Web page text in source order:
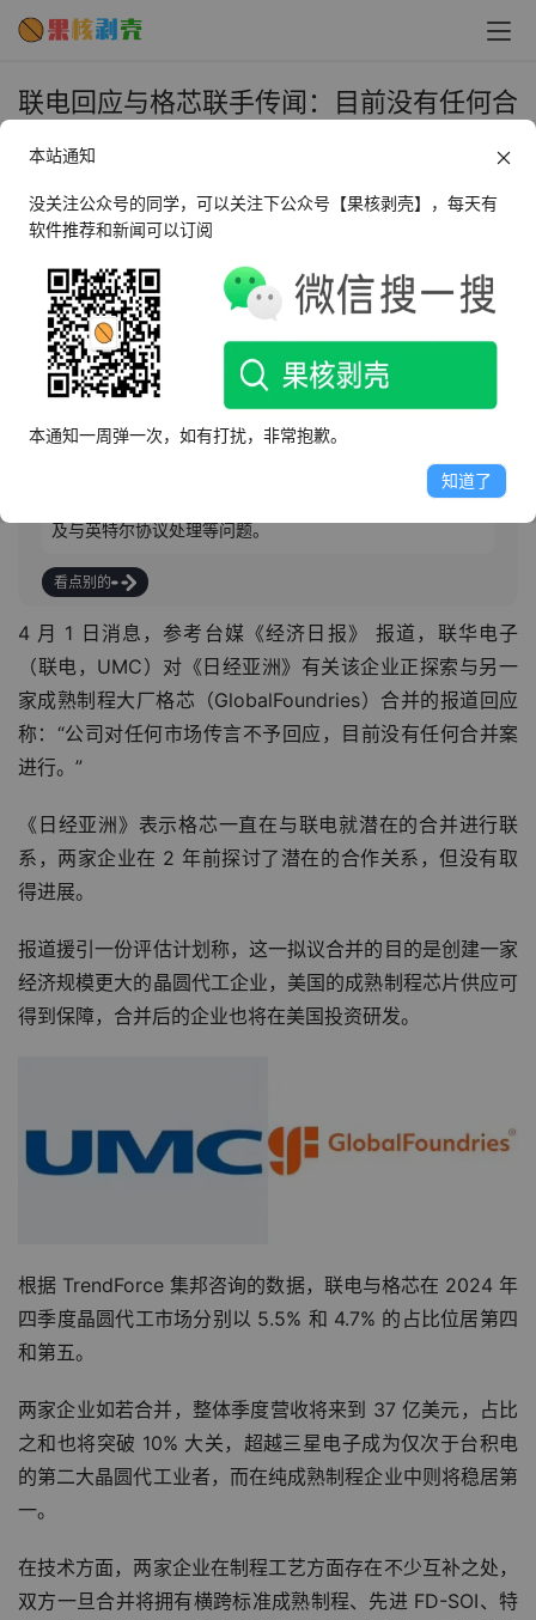
联电回应与格芯联手传闻：目前没有任何合
2025年4月1日 上午9:56 圈内新闻
AI摘要
此内容由AI根据文章内容自动生成，并已由人工审核
联华电子（联电）对与格芯合并的传言不予回应。据报
道，格芯一直在与联电探讨合并，旨在创建经济规模更大
的晶圆代工企业，保障美国成熟制程芯片供应。若合并，
两家企业将成为仅次于台积电的第二大晶圆代工业者，在
纯成熟制程企业中稳居第一。然而，合并面临反垄断审查
及与英特尔协议处理等问题。
看点别的
4 月 1 日消息，参考台媒《经济日报》 报道，联华电子
（联电，UMC）对《日经亚洲》有关该企业正探索与另一
家成熟制程大厂格芯（GlobalFoundries）合并的报道回应
称：“公司对任何市场传言不予回应，目前没有任何合并案
进行。”
《日经亚洲》表示格芯一直在与联电就潜在的合并进行联
系，两家企业在 2 年前探讨了潜在的合作关系，但没有取
得进展。
报道援引一份评估计划称，这一拟议合并的目的是创建一家
经济规模更大的晶圆代工企业，美国的成熟制程芯片供应可
得到保障，合并后的企业也将在美国投资研发。
根据 TrendForce 集邦咨询的数据，联电与格芯在 2024 年
四季度晶圆代工市场分别以 5.5% 和 4.7% 的占比位居第四
和第五。
两家企业如若合并，整体季度营收将来到 37 亿美元，占比
之和也将突破 10% 大关，超越三星电子成为仅次于台积电
的第二大晶圆代工业者，而在纯成熟制程企业中则将稳居第
一。
在技术方面，两家企业在制程工艺方面存在不少互补之处，
双方一旦合并将拥有横跨标准成熟制程、先进 FD-SOI、特
本站通知
没关注公众号的同学，可以关注下公众号【果核剥壳】，每天有
软件推荐和新闻可以订阅
本通知一周弹一次，如有打扰，非常抱歉。
知道了